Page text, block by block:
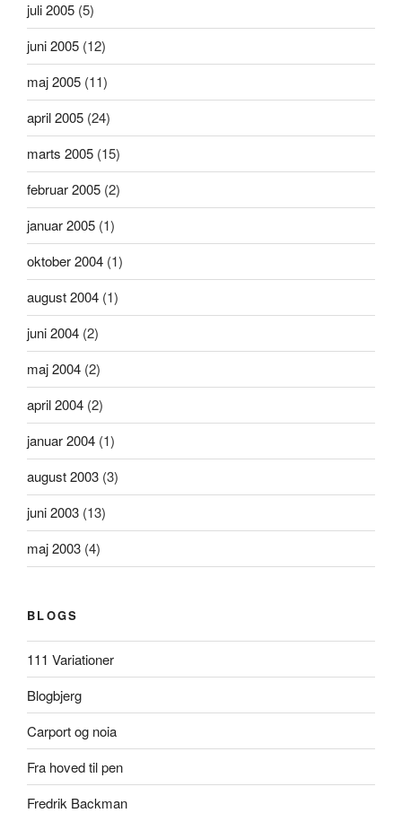
juli 2005 (5)
juni 2005 (12)
maj 2005 (11)
april 2005 (24)
marts 2005 (15)
februar 2005 (2)
januar 2005 (1)
oktober 2004 (1)
august 2004 (1)
juni 2004 (2)
maj 2004 (2)
april 2004 (2)
januar 2004 (1)
august 2003 (3)
juni 2003 (13)
maj 2003 (4)
BLOGS
111 Variationer
Blogbjerg
Carport og noia
Fra hoved til pen
Fredrik Backman